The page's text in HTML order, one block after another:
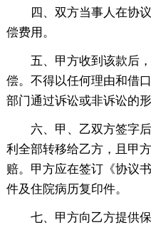
四、双方当事人在协
偿费用。
五、甲方收到该款后
偿。不得以任何理由和借
部门通过诉讼或非诉讼的
六、甲、乙双方签字
利全部转移给乙方，且甲
赔。甲方应在签订《协议
件及住院病历复印件。
七、甲方向乙方提供